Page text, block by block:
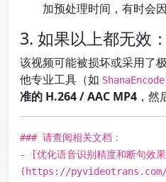
加预处理时间，有时会
3. 如果以上都无效：
该视频可能被损坏或采用了
他专业工具（如
准的 H.264 / AAC MP4 ，然
### 请查阅相关文档：
- [优化语音识别精度和断句效
(https://pyvideotrans.com/